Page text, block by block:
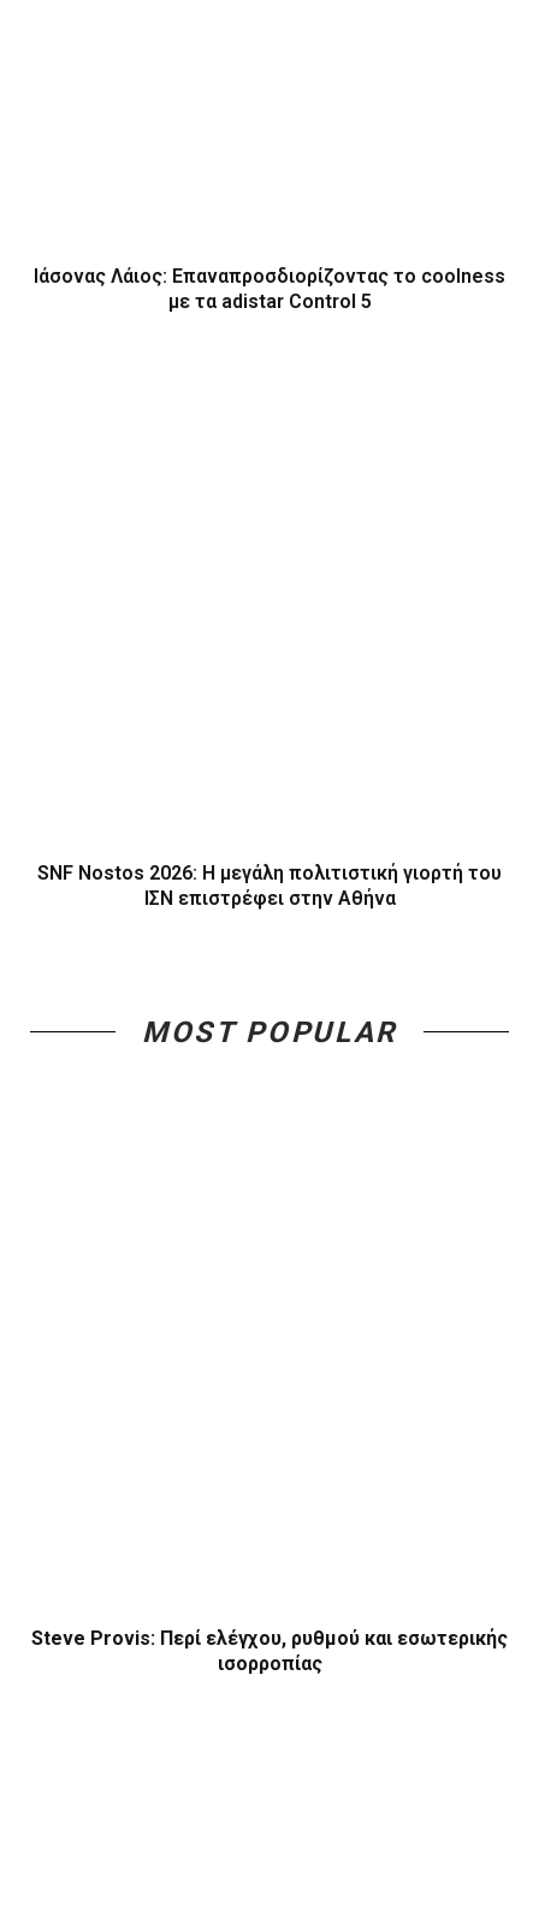
Ιάσονας Λάιος: Επαναπροσδιορίζοντας το coolness
με τα adistar Control 5
SNF Nostos 2026: Η μεγάλη πολιτιστική γιορτή του
ΙΣΝ επιστρέφει στην Αθήνα
MOST POPULAR
Steve Provis: Περί ελέγχου, ρυθμού και εσωτερικής
ισορροπίας